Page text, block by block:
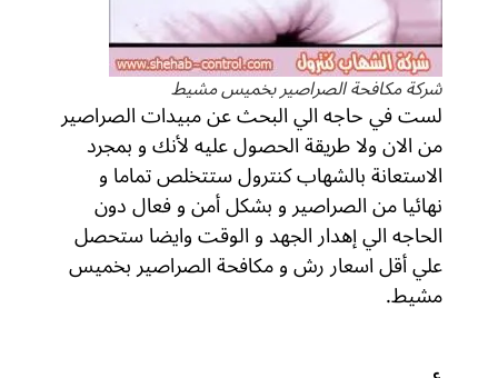
شركة مكافحة الصراصير بخميس مشيط
لست في حاجه الي البحث عن مبيدات الصراصير
من الان ولا طريقة الحصول عليه لأنك و بمجرد
الاستعانة بالشهاب كنترول ستتخلص تماما و
نهائيا من الصراصير و بشكل أمن و فعال دون
الحاجه الي إهدار الجهد و الوقت وايضا ستحصل
علي أقل اسعار رش و مكافحة الصراصير بخميس
مشيط.